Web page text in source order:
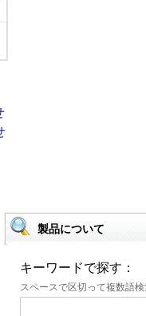
製品について
キーワードで探す：
スペースで区切って複数語